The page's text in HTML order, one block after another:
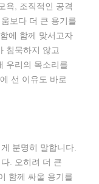
욕, 조직적인 공격
보다 더 큰 용기를
에 함께 맞서고자
침묵하지 않고
우리의 목소리를
선 이유도 바로
분명히 말합니다.
. 오히려 더 큰
함께 싸울 용기를